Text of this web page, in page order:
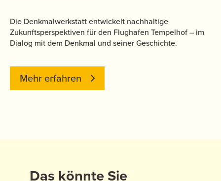
Die Denkmalwerkstatt entwickelt nachhaltige
Zukunftsperspektiven für den Flughafen Tempelhof – im
Dialog mit dem Denkmal und seiner Geschichte.
Mehr erfahren
Das könnte Sie